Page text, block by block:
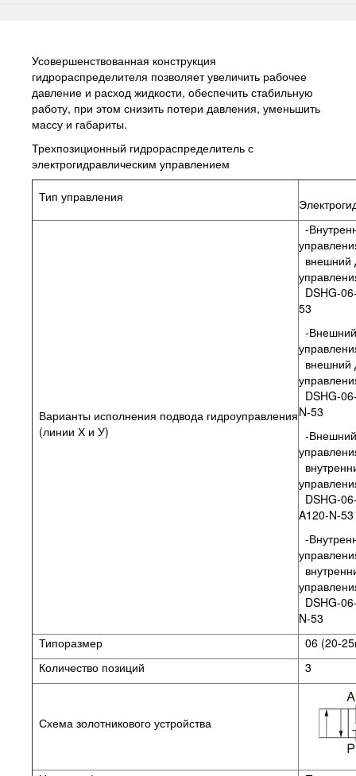
Усовершенствованная конструкция
гидрораспределителя позволяет увеличить рабочее
давление и расход жидкости, обеспечить стабильную
работу, при этом снизить потери давления, уменьшить
массу и габариты.
Трехпозиционный гидрораспределитель с
электрогидравлическим управлением
Тип управления
Варианты исполнения подвода гидроуправления
(линии Х и У)
-
внешний
DSHG-
53
-
внешний
DSHG-
N-53
-
DSHG-
A120-N-
-
DSHG-
N-53
Типоразмер
06 (20-
Количество позиций
3
Схема золотникового устройства